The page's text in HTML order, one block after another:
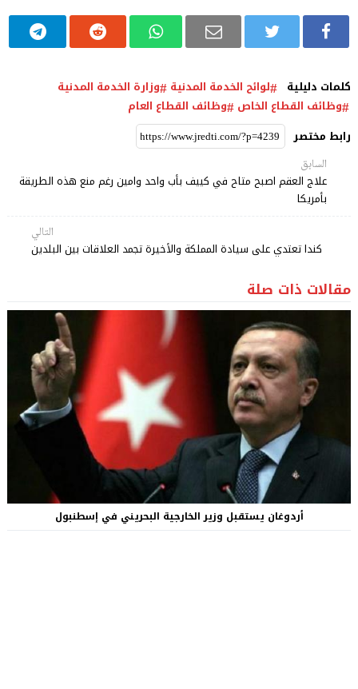
كلمات دليلية لوائح الخدمة المدنية وزارة الخدمة المدنية
وظائف القطاع الخاص وظائف القطاع العام
رابط مختصر
السابق
علاج العقم اصبح متاح في كييف بأب واحد وامين رغم منع هذه الطريقة
بأمريكا
التالي
كندا تعتدي على سيادة المملكة والأخيرة تجمد العلاقات بين البلدين
مقالات ذات صلة
أردوغان يستقبل وزير الخارجية البحريني في إسطنبول